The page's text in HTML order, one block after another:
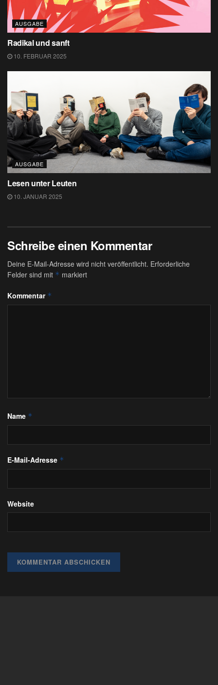
AUSGABE
Radikal und sanft
10. FEBRUAR 2025
AUSGABE
Lesen unter Leuten
10. JANUAR 2025
Schreibe einen Kommentar
Deine E-Mail-Adresse wird nicht veröffentlicht. Erforderliche
Felder sind mit * markiert
Kommentar *
Name *
E-Mail-Adresse *
Website